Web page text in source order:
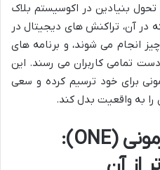
بنیادین در اکوسیستم بلاک
در آن، تراکنش های دیجیتال در
انجام می شوند، و برنامه های
تمامی کاربران می رسند. این
برای خود ترسیم کرده و سعی
را به واقعیت بدل کند.
سفری به دنیای هارمونی (ONE):